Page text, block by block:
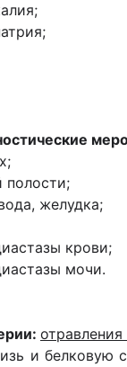
желудка;
крови;
мочи.
и белковую